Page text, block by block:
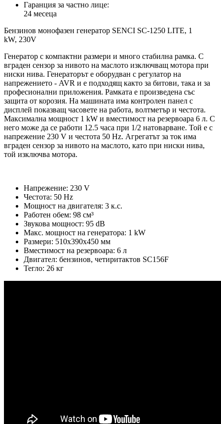
Гаранция за частно лице:
24 месеца
Бензинов монофазен генератор SENCI SC-1250 LITE, 1
kW, 230V
Генератор с компактни размери и много стабилна рамка. С
вграден сензор за нивото на маслото изключващ мотора при
ниски нива. Генераторът е оборудван с регулатор на
напрежението - AVR и е подходящ както за битови, така и за
професионални приложения. Рамката е произведена със
защита от корозия. На машината има контролен панел с
дисплей показващ часовете на работа, волтметър и честота.
Максимална мощност 1 kW и вместимост на резервоара 6 л. С
него може да се работи 12.5 часа при 1/2 натоварване. Той е с
напрежение 230 V и честота 50 Hz. Агрегатът за ток има
вграден сензор за нивото на маслото, като при ниски нива,
той изключва мотора.
Напрежение: 230 V
Честота: 50 Hz
Мощност на двигателя: 3 к.с.
Работен обем: 98 см³
Звукова мощност: 95 dB
Макс. мощност на генератора: 1 kW
Размери: 510х390х450 мм
Вместимост на резервоара: 6 л
Двигател: бензинов, четиритактов SC156F
Тегло: 26 кг